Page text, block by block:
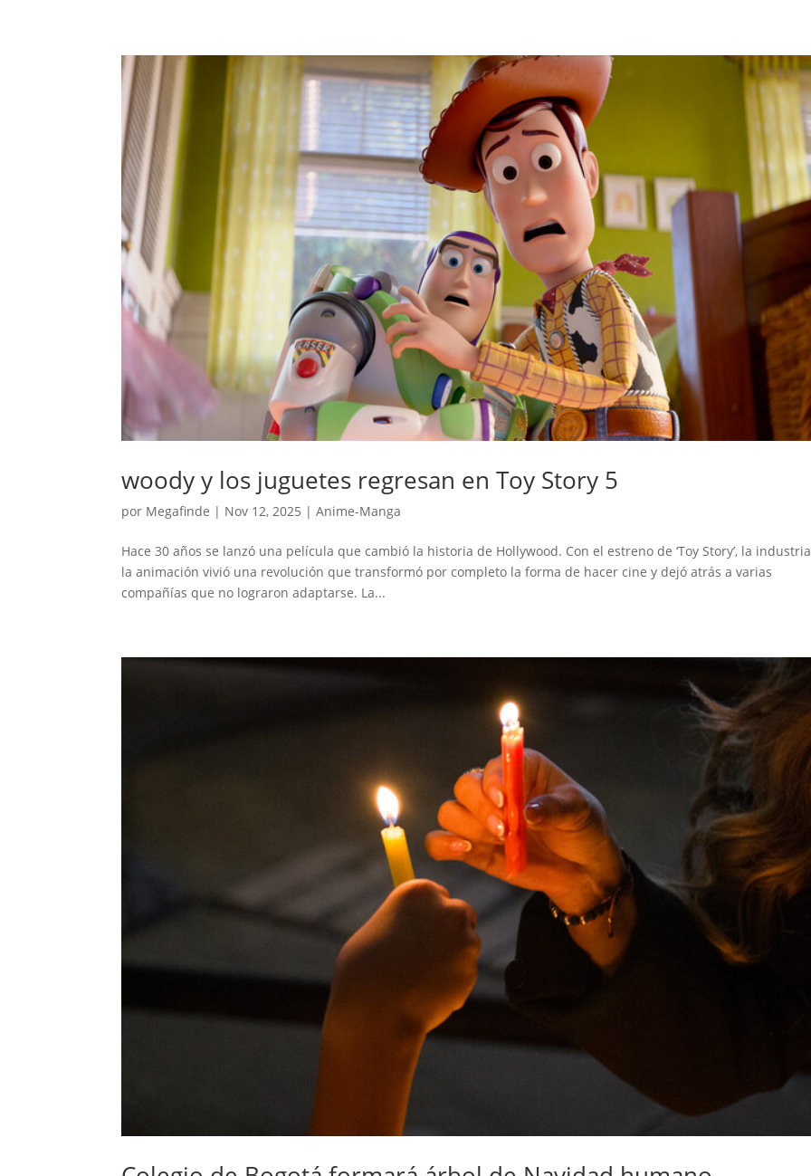
woody y los juguetes regresan en Toy Story 5
por Megafinde | Nov 12, 2025 |Anime-Manga
Hace 30 años se lanzó una película que cambió la historia de Hollywood. Con el estreno de ‘Toy Story’, la
la animación vivió una revolución que transformó por completo la forma de hacer cine y dejó atrás a varias
compañías que no lograron adaptarse. La...